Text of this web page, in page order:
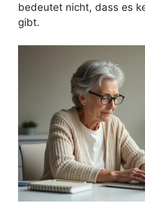
bedeutet nicht, dass es
gibt.